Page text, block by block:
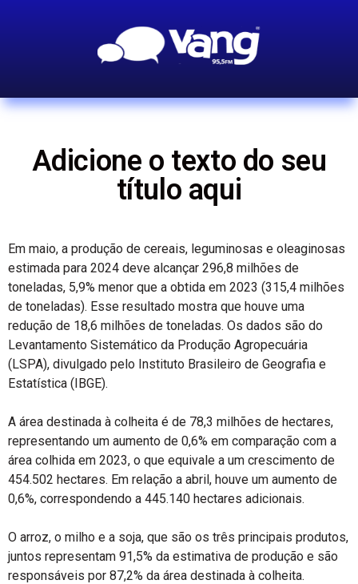
Adicione o texto do seu
título aqui
Em maio, a produção de cereais, leguminosas e oleaginosas
estimada para 2024 deve alcançar 296,8 milhões de
toneladas, 5,9% menor que a obtida em 2023 (315,4 milhões
de toneladas). Esse resultado mostra que houve uma
redução de 18,6 milhões de toneladas. Os dados são do
Levantamento Sistemático da Produção Agropecuária
(LSPA), divulgado pelo Instituto Brasileiro de Geografia e
Estatística (IBGE).
A área destinada à colheita é de 78,3 milhões de hectares,
representando um aumento de 0,6% em comparação com a
área colhida em 2023, o que equivale a um crescimento de
454.502 hectares. Em relação a abril, houve um aumento de
0,6%, correspondendo a 445.140 hectares adicionais.
O arroz, o milho e a soja, que são os três principais produtos,
juntos representam 91,5% da estimativa de produção e são
responsáveis por 87,2% da área destinada à colheita.